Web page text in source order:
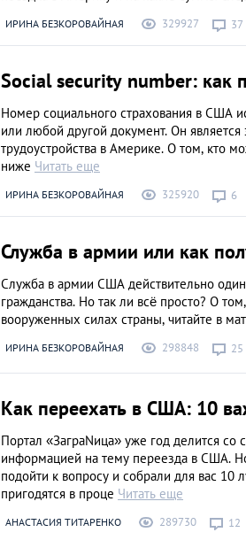
ИРИНА БЕЗКОРОВАЙНАЯ 329927 37
Social security number: как
Номер социального страхования в США
или любой другой документ. Он
трудоустройства в Америке. О том, кто
ниже Читать еще
ИРИНА БЕЗКОРОВАЙНАЯ 325920 6
Служба в армии или как
Служба в армии США действительно
гражданства. Но так ли всё просто? О
вооруженных силах страны, читайте в
ИРИНА БЕЗКОРОВАЙНАЯ 298848 25
Как переехать в США: 10
Портал «ЗаграNица» уже год делится со
информацией на тему переезда в США.
подойти к вопросу и собрали для вас 10
пригодятся в проце Читать еще
АНАСТАСИЯ ТИТАРЕНКО 289730 12